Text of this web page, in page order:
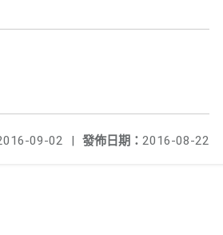
發佈日期： 2016-08-22
09-02 |